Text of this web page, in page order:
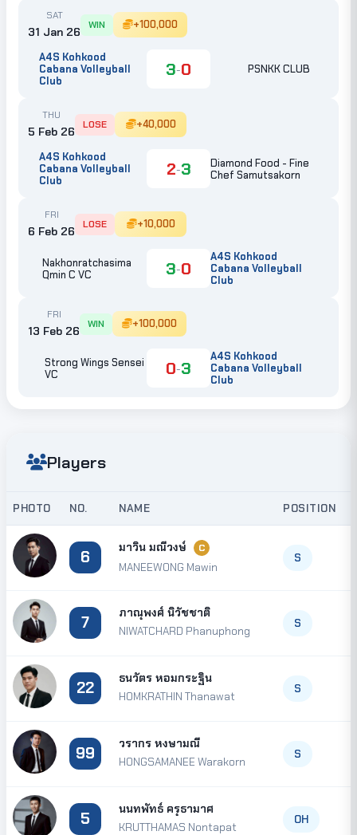
SAT
31 Jan 26
A4S Kohkood
Cabana Volleyball
Club
3-0 PSNKK CLUB
WIN +100,000
THU
5 Feb 26
A4S Kohkood
Cabana Volleyball
Club
2-3
Diamond Food - Fine
Chef Samutsakorn
LOSE +40,000
FRI
6 Feb 26
Nakhonratchasima
Qmin C VC
3-0
A4S Kohkood
Cabana Volleyball
Club
LOSE +10,000
FRI
13 Feb 26
Strong Wings Sensei
VC
0-3
A4S Kohkood
Cabana Volleyball
Club
WIN +100,000
Players
PHOTO NO. NAME POSITION
6 มาวิน มณีวงษ์ C
MANEEWONG Mawin
S
7 ภาณุพงศ์ นิวัชชาติ
NIWATCHARD Phanuphong
S
22 ธนวัตร หอมกระฐิน
HOMKRATHIN Thanawat
S
99 วรากร หงษามณี
HONGSAMANEE Warakorn
S
5 นนทพัทธ์ ครุธามาศ
KRUTTHAMAS Nontapat
OH